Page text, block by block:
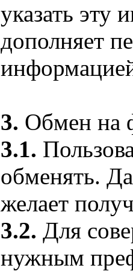
указать эту
дополняет
3. Обмен на
3.1.
обменять.
желает
3.2. Для
нужным